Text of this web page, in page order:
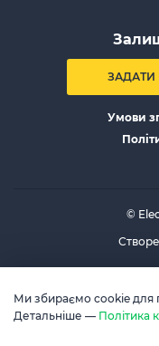
Умови
©
Ми збираємо cookie для
Детальніше — Політика